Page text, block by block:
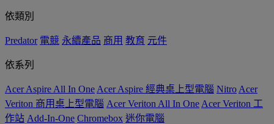
依類別
Predator 電競 永續產品 商用 教育 元件
依系列
Acer Aspire All In One Acer Aspire 經典桌上型電腦 Nitro Acer
Veriton 商用桌上型電腦 Acer Veriton All In One Acer Veriton 工
作站 Add-In-One Chromebox 迷你電腦